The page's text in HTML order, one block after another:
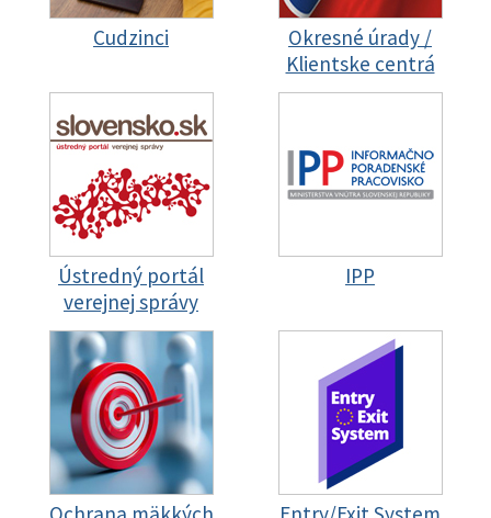
Cudzinci
Okresné úrady /
Klientske centrá
Ústredný portál
verejnej správy
IPP